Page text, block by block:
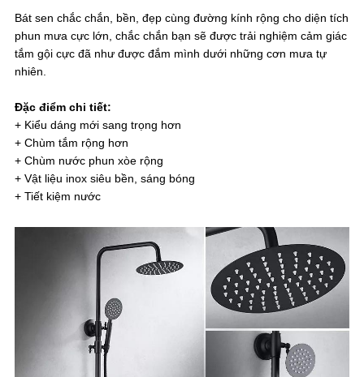
Bát sen chắc chắn, bền, đẹp cùng đường kính rộng cho diện tích
phun mưa cực lớn, chắc chắn bạn sẽ được trải nghiệm cảm giác
tắm gội cực đã như được đắm mình dưới những cơn mưa tự
nhiên.
Đặc điểm chi tiết:
+ Kiểu dáng mới sang trọng hơn
+ Chùm tắm rộng hơn
+ Chùm nước phun xòe rộng
+ Vật liệu inox siêu bền, sáng bóng
+ Tiết kiệm nước